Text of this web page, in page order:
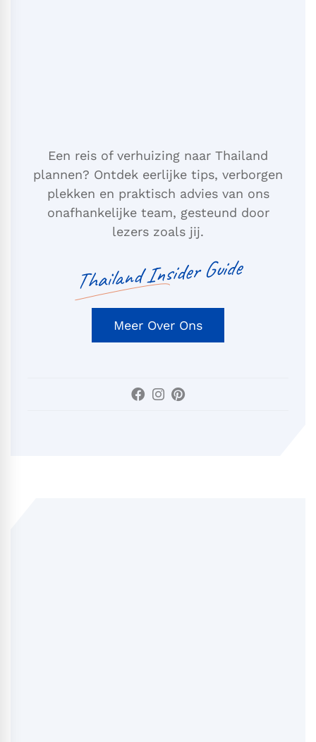
Een reis of verhuizing naar Thailand
plannen? Ontdek eerlijke tips, verborgen
plekken en praktisch advies van ons
onafhankelijke team, gesteund door
lezers zoals jij.
Thailand Insider Guide
Meer Over Ons